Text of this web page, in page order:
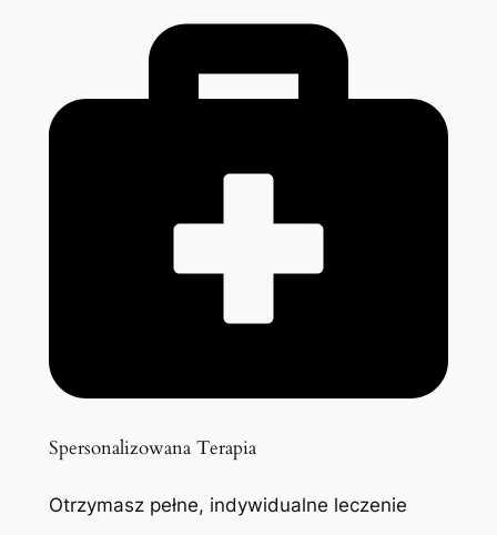
Spersonalizowana Terapia
Otrzymasz pełne, indywidualne leczenie